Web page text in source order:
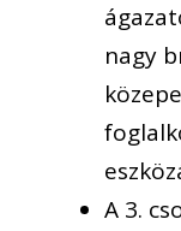
nagy
A 3.